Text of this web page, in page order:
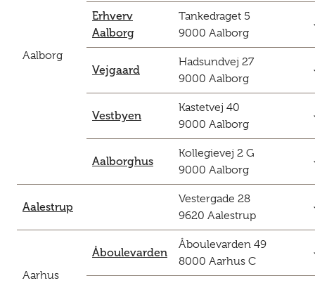
Aalborg
Erhverv
Aalborg
Tankedraget 5
9000 Aalborg
Vejgaard
Hadsundvej 27
9000 Aalborg
Vestbyen
Kastetvej 40
9000 Aalborg
Aalborghus
Kollegievej 2 G
9000 Aalborg
Aalestrup
Vestergade 28
9620 Aalestrup
Aarhus
Åboulevarden
Åboulevarden 49
8000 Aarhus C